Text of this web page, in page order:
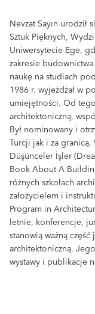
Nevzat Sayın urodził
Sztuk Pięknych,
Uniwersytecie Ege,
zakresie
naukę na studiach
1986 r. wyjeżdżał w
umiejętności. Od
architektoniczną,
Był nominowany i
Turcji jak i za granicą.
Düşünceler İşler
Book About A
różnych szkołach
założycielem i
Program in
letnie, konferencje,
stanowią ważną
architektoniczną.
wystawy i publikacje